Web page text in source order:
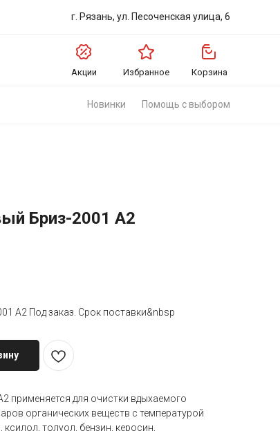
г. Рязань, ул. Песоченская улица, 6
Акции Избранное Корзина
Помощь с выбором
Новинки
Бриз-2001 А2
А2 Под заказ. Срок поставки&nbsp
применяется для очистки вдыхаемого
органических веществ с температурой
ксилол, толуол, бензин, керосин,